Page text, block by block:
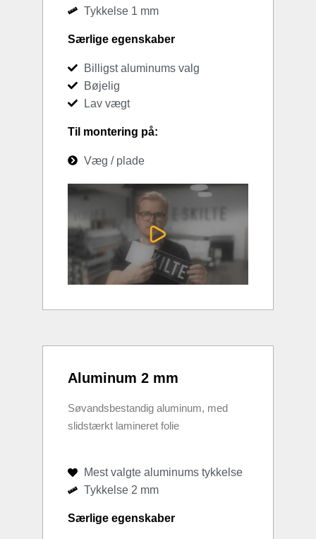
Tykkelse 1 mm
Særlige egenskaber
Billigst aluminums valg
Bøjelig
Lav vægt
Til montering på:
Væg / plade
Aluminum 2 mm
Søvandsbestandig aluminum, med
slidstærkt lamineret folie
Mest valgte aluminums tykkelse
Tykkelse 2 mm
Særlige egenskaber